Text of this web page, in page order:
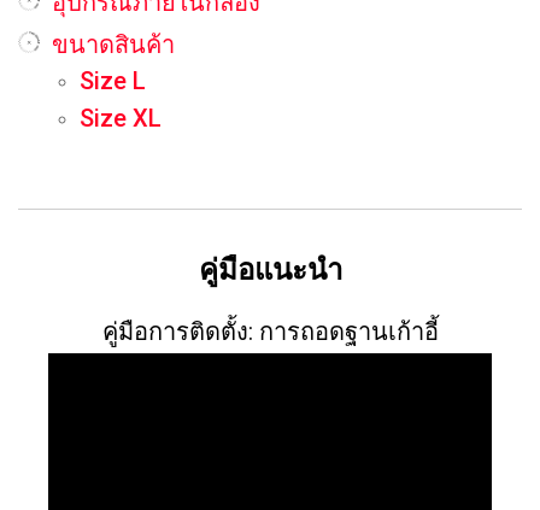
ขนาดสินค้า
Size L
Size XL
คู่มือแนะนำ
คู่มือการติดตั้ง: การถอดฐานเก้าอี้